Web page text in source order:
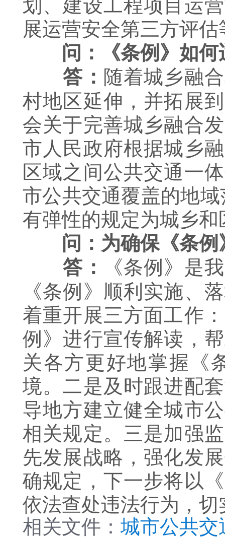
展运营安全第三方评
问：《条例》如
答： 随着城乡融
村地区延伸，并拓展
会关于完善城乡融合
市人民政府根据城乡
区域之间公共交通一
市公共交通覆盖的地
有弹性的规定为城乡
问：为确保《条
答：
《条例》是
《条例》顺利实施、
着重开展三方面工作
例》进行宣传解读，
关各方更好地掌握《
境。二是及时跟进配
导地方建立健全城市
相关规定。三是加强
先发展战略，强化发
确规定，下一步将以
依法查处违法行为，
相关文件： 城市公共交